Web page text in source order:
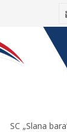
SC „Slana